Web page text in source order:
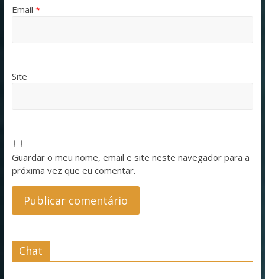
Email *
Site
Guardar o meu nome, email e site neste navegador para a
próxima vez que eu comentar.
Chat